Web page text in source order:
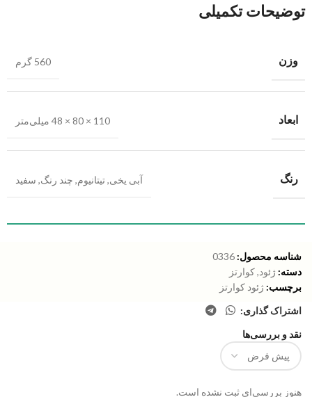
توضیحات تکمیلی
وزن 560 گرم
ابعاد 110 × 80 × 48 میلی‌متر
رنگ آبی یخی,تیتانیوم, چند رنگ, سفید
شناسه محصول: 0336
دسته: ژئود,کوارتز
برچسب: ژئود کوارتز
اشتراک گذاری:
نقد و بررسی‌ها
هنوز بررسی‌ای ثبت نشده است.